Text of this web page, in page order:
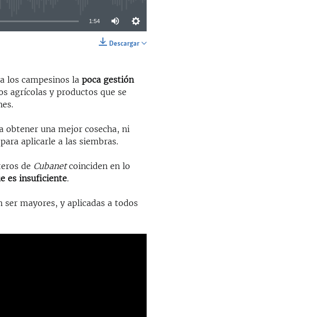
1:54
Descargar
los campesinos lapoca gestión
agrícolas y productos que se
obtener una mejor cosecha, ni
aplicarle a las siembras.
de Cubanetcoinciden en lo
es insuficiente.
mayores, y aplicadas a todos